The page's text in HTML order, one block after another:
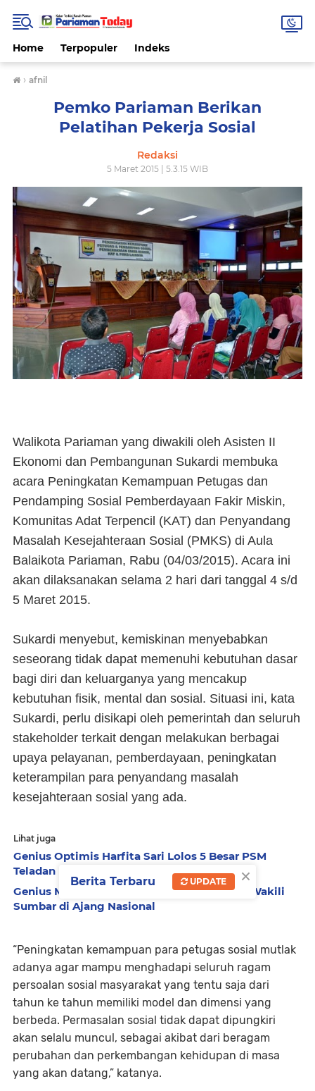
Home Terpopuler Indeks
› afnil
Pemko Pariaman Berikan
Pelatihan Pekerja Sosial
Redaksi
5 Maret 2015 | 5.3.15 WIB
Walikota Pariaman yang diwakili oleh Asisten II
Ekonomi dan Pembangunan Sukardi membuka
acara Peningkatan Kemampuan Petugas dan
Pendamping Sosial Pemberdayaan Fakir Miskin,
Komunitas Adat Terpencil (KAT) dan Penyandang
Masalah Kesejahteraan Sosial (PMKS) di Aula
Balaikota Pariaman, Rabu (04/03/2015). Acara ini
akan dilaksanakan selama 2 hari dari tanggal 4 s/d
5 Maret 2015.
Sukardi menyebut, kemiskinan menyebabkan
seseorang tidak dapat memenuhi kebutuhan dasar
bagi diri dan keluarganya yang mencakup
kebutuhan fisik, mental dan sosial. Situasi ini, kata
Sukardi, perlu disikapi oleh pemerintah dan seluruh
stakeholder terkait dengan melakukan berbagai
upaya pelayanan, pemberdayaan, peningkatan
keterampilan para penyandang masalah
kesejahteraan sosial yang ada.
Lihat juga
Genius Optimis Harfita Sari Lolos 5 Besar PSM
Teladan Nasional
Genius Motivasi Pekerja Sosial Harfita Sari Wakili
Sumbar di Ajang Nasional
“Peningkatan kemampuan para petugas sosial mutlak
adanya agar mampu menghadapi seluruh ragam
persoalan sosial masyarakat yang tentu saja dari
tahun ke tahun memiliki model dan dimensi yang
berbeda. Permasalan sosial tidak dapat dipungkiri
akan selalu muncul, sebagai akibat dari beragam
perubahan dan perkembangan kehidupan di masa
yang akan datang,” katanya.
×
Berita Terbaru UPDATE